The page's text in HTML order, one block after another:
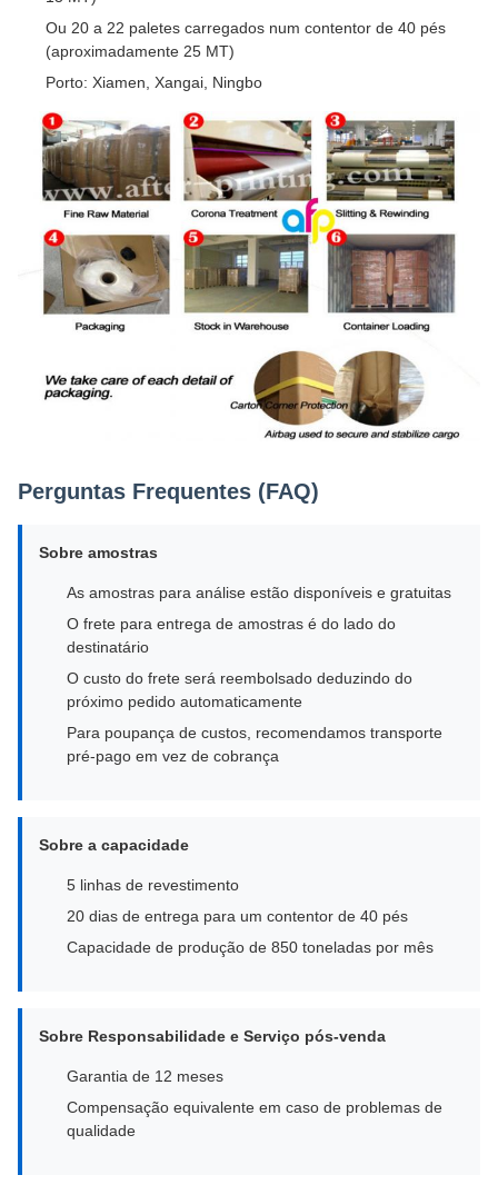
Ou 20 a 22 paletes carregados num contentor de 40 pés
(aproximadamente 25 MT)
Porto: Xiamen, Xangai, Ningbo
Perguntas Frequentes (FAQ)
Sobre amostras
As amostras para análise estão disponíveis e gratuitas
O frete para entrega de amostras é do lado do
destinatário
O custo do frete será reembolsado deduzindo do
próximo pedido automaticamente
Para poupança de custos, recomendamos transporte
pré-pago em vez de cobrança
Sobre a capacidade
5 linhas de revestimento
20 dias de entrega para um contentor de 40 pés
Capacidade de produção de 850 toneladas por mês
Sobre Responsabilidade e Serviço pós-venda
Garantia de 12 meses
Compensação equivalente em caso de problemas de
qualidade